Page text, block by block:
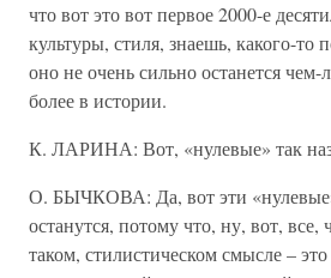
что вот это вот первое 2000-е
культуры, стиля, знаешь, какого-
оно не очень сильно останется
более в истории.
К. ЛАРИНА: Вот, «нулевые» так
О. БЫЧКОВА: Да, вот эти
останутся, потому что, ну, вот, все,
таком, стилистическом смысле –